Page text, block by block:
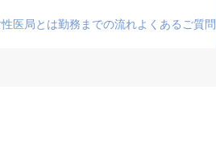
医局とは勤務までの流れよくあるご質問